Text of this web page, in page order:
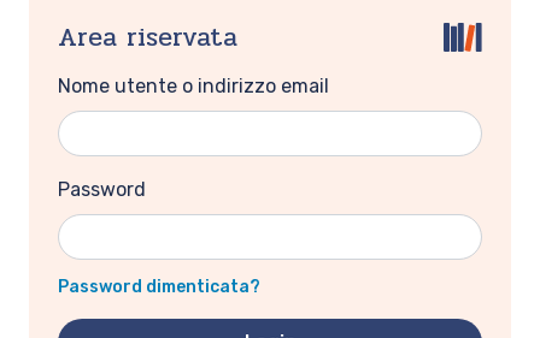
Area riservata
Nome utente o indirizzo email
Password
Password dimenticata?